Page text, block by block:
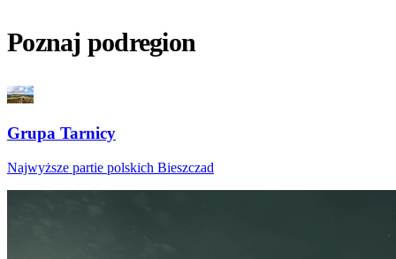
Poznaj podregion
Grupa Tarnicy
Najwyższe partie polskich Bieszczad